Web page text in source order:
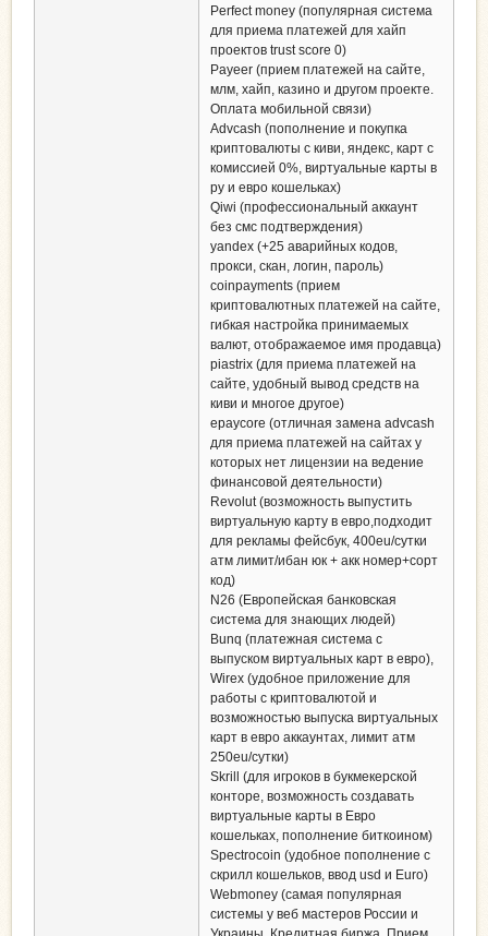
Perfect money (популярная система
для приема платежей для хайп
проектов trust score 0)
Payeer (прием платежей на сайте,
млм, хайп, казино и другом проекте.
Оплата мобильной связи)
Advcash (пополнение и покупка
криптовалюты с киви, яндекс, карт с
комиссией 0%, виртуальные карты в
ру и евро кошельках)
Qiwi (профессиональный аккаунт
без смс подтверждения)
yandex (+25 аварийных кодов,
прокси, скан, логин, пароль)
coinpayments (прием
криптовалютных платежей на сайте,
гибкая настройка принимаемых
валют, отображаемое имя продавца)
piastrix (для приема платежей на
сайте, удобный вывод средств на
киви и многое другое)
epaycore (отличная замена advcash
для приема платежей на сайтах у
которых нет лицензии на ведение
финансовой деятельности)
Revolut (возможность выпустить
виртуальную карту в евро,подходит
для рекламы фейсбук, 400eu/сутки
атм лимит/ибан юк + акк номер+сорт
код)
N26 (Европейская банковская
система для знающих людей)
Bunq (платежная система с
выпуском виртуальных карт в евро),
Wirex (удобное приложение для
работы с криптовалютой и
возможностью выпуска виртуальных
карт в евро аккаунтах, лимит атм
250eu/сутки)
Skrill (для игроков в букмекерской
конторе, возможность создавать
виртуальные карты в Евро
кошельках, пополнение биткоином)
Spectrocoin (удобное пополнение с
скрилл кошельков, ввод usd и Euro)
Webmoney (самая популярная
системы у веб мастеров России и